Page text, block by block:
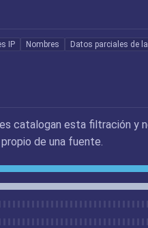
IP Nombres
Datos parciales de
catalogan esta filtración y
de una fuente.